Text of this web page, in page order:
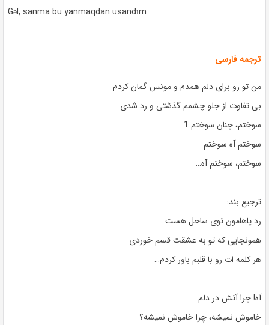
Gəl, sanma bu yanmaqdan usandım
ترجمه فارسی
من تو رو برای دلم همدم و مونس گمان کردم
بی تفاوت از جلو چشمم گذشتی و رد شدی
سوختم، چنان سوختم 1
سوختم آه سوختم
سوختم، سوختم آه…
ترجیع بند:
رد پاهامون توی ساحل هست
همونجایی که تو به عشقت قسم خوردی
هر کلمه ات رو با قلبم باور کردم…
آه! چرا آتش در دلم
خاموش نمیشه، چرا خاموش نمیشه؟